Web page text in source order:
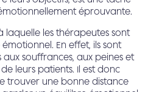
éprouvante.
laquelle les thérapeutes sont
En effet, ils sont
souffrances, aux peines et
leurs patients. Il est donc
trouver une bonne distance